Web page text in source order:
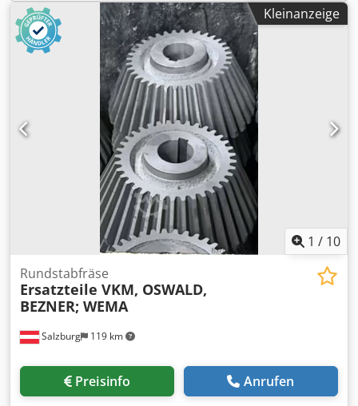
Vorschubrolle Bohrung 50mm € 138,00/Stück Auszugsrolle
Bohrung 40mm € 102,00/Stück Vorschubrolle Bohrung 50
mm € 126,00/Stück Bezner WP35 Schälscheibe €
3.920,00/Stück Oswald RM162 Führungsschlitten RM7072W
€ 302,00/Stück Oswald RM162 Messerträger RM7066W €
215,00/Stück Gerne erstellen wir ein Angebot mit den
kaufmännische Bedingungen, weitere Ersatzteile auf
Anfrage Chsdpfewagxmjx Ak Tea
Kleinanzeige
1 / 10
Salzburg 119 km
Rundstabfräse
Ersatzteile VKM, OSWALD,
BEZNER; WEMA
Preisinfo Anrufen